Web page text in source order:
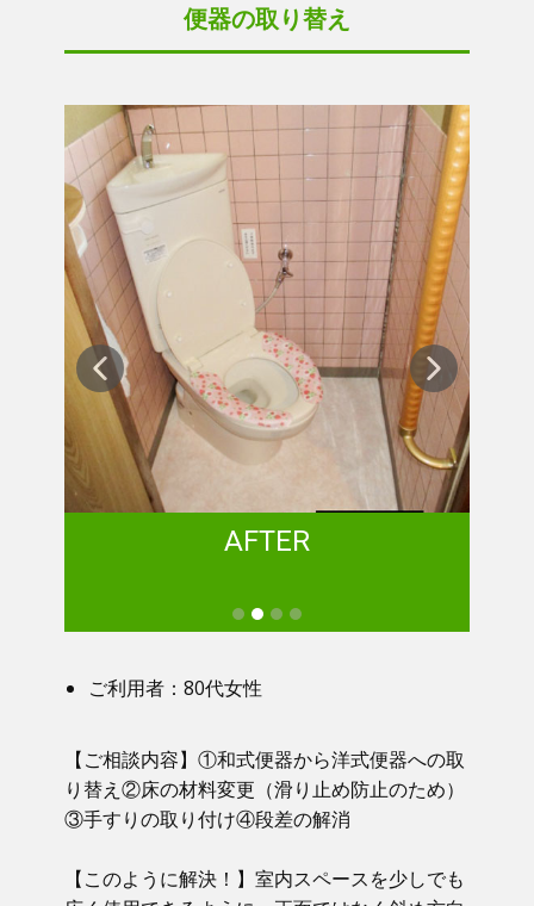
便器の取り替え
AFTER
ご利用者：80代女性
【ご相談内容】①​ 和式便器から洋式便器への取
り替え②床の材料変更（滑り止め防止のため）
③手すりの取り付け④段差の解消
【このように解決！】​​ 室内スペースを少しでも